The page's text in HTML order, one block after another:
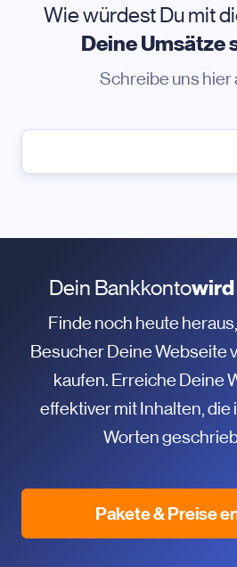
Wie würdest Du mit
Deine Umsätze
Schreibe uns hier
Dein Bankkontowird
Finde noch heute
Besucher Deine Webseite
kaufen. Erreiche Deine
effektiver mit Inhalten, die
Worten
Pakete & Preise